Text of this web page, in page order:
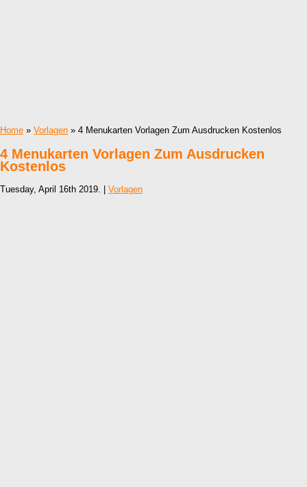
Home » Vorlagen » 4 Menukarten Vorlagen Zum Ausdrucken Kostenlos
4 Menukarten Vorlagen Zum Ausdrucken
Kostenlos
Tuesday, April 16th 2019. | Vorlagen